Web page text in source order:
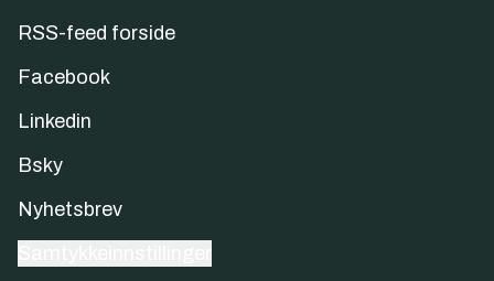
RSS-feed forside
Facebook
Linkedin
Bsky
Nyhetsbrev